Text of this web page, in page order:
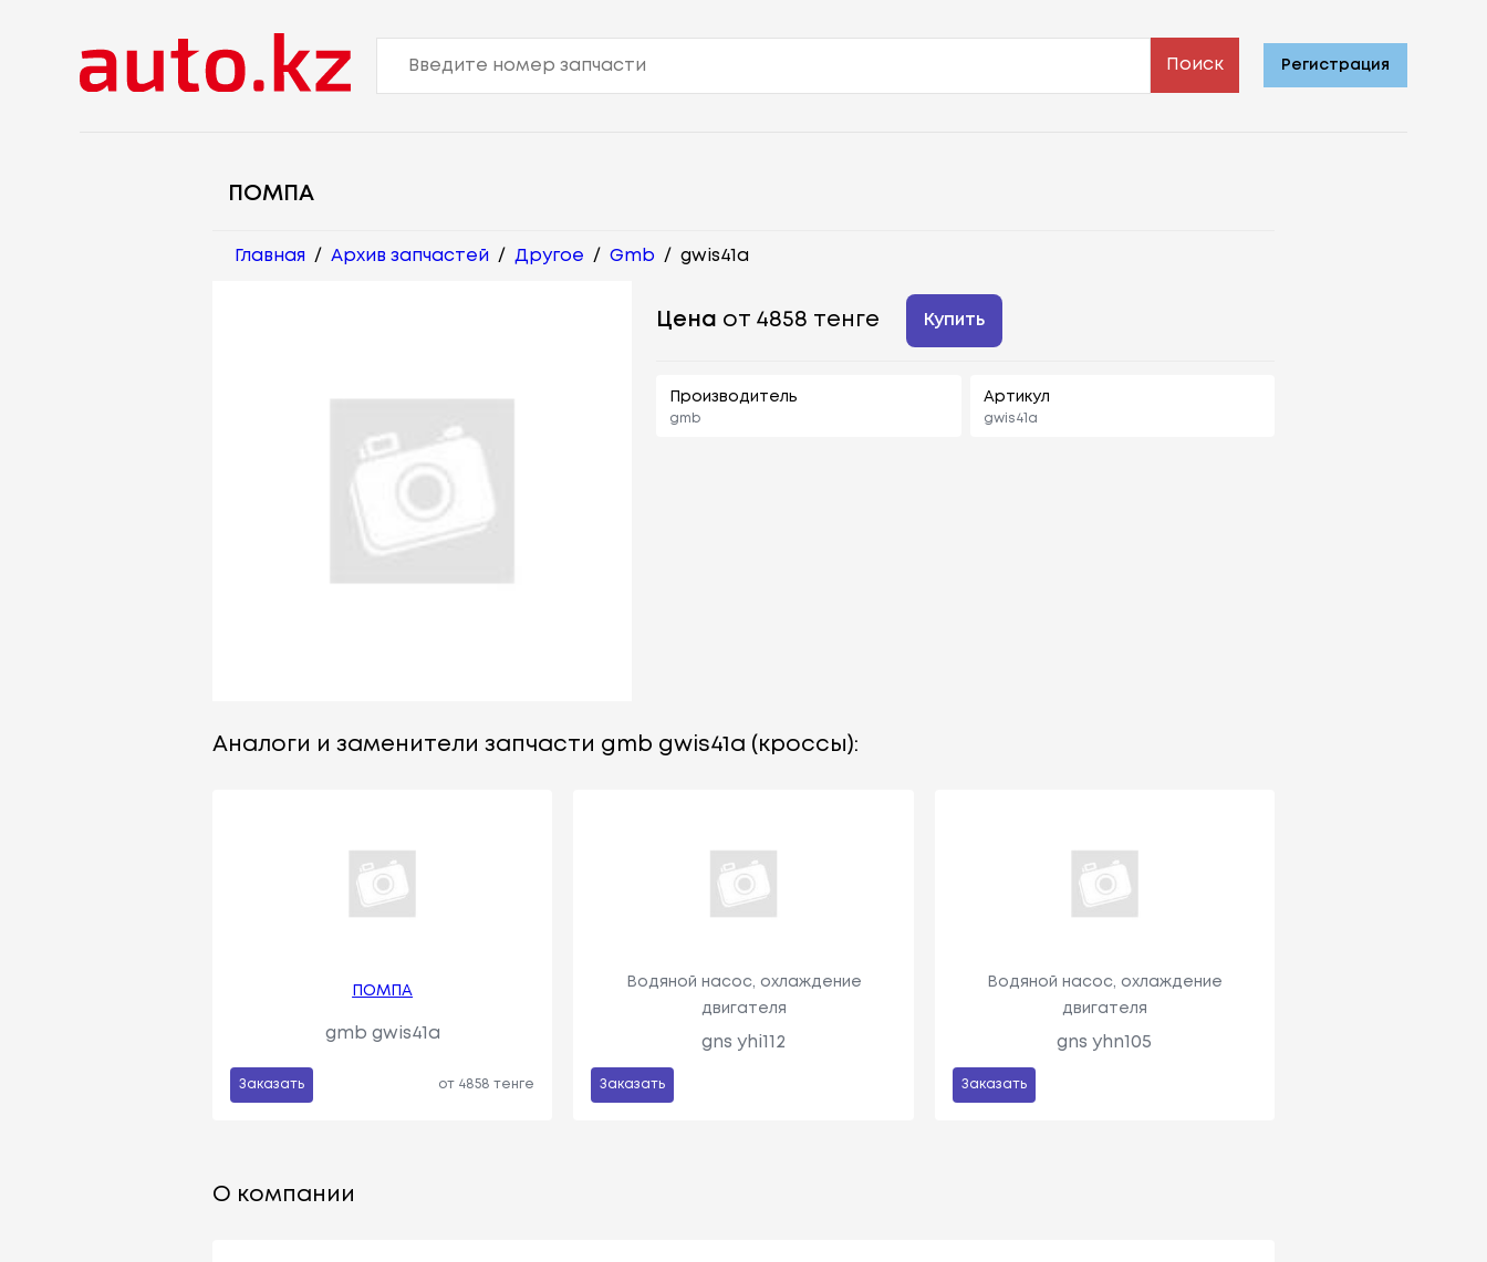
Поиск Регистрация
ПОМПА
Главная / Архив запчастей / Другое / Gmb / gwis41a
Цена от 4858 тенге Купить
Производитель
gmb
Артикул
gwis41a
Аналоги и заменители запчасти gmb gwis41a (кроссы):
ПОМПА
gmb gwis41a
Заказать от 4858 тенге
Водяной насос, охлаждение
двигателя
gns yhi112
Заказать
Водяной насос, охлаждение
двигателя
gns yhn105
Заказать
О компании